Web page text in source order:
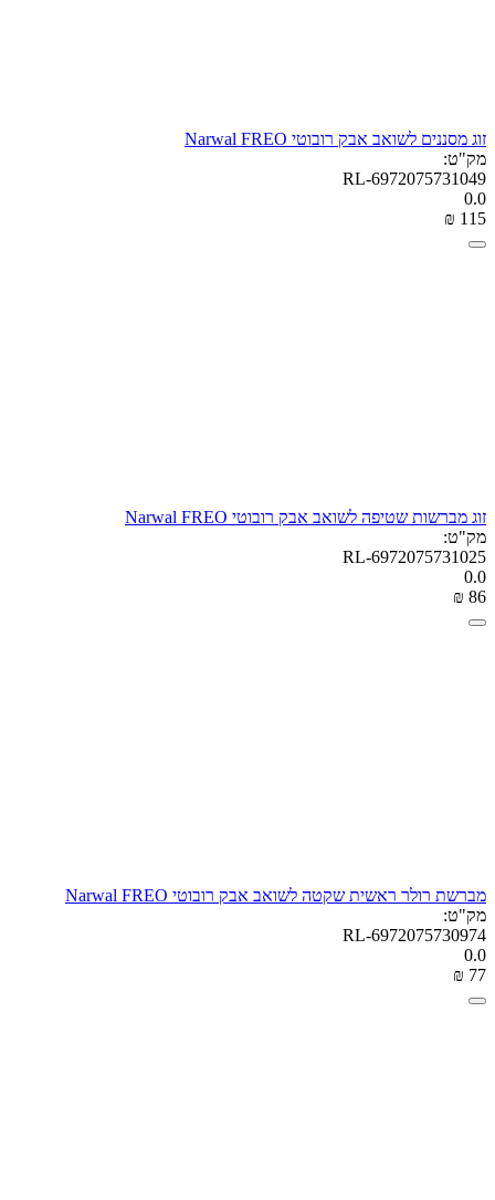
זוג מסננים לשואב אבק רובוטי Narwal FREO
מק"ט:
RL-6972075731049
0.0
₪ ‍115‍
זוג מברשות שטיפה לשואב אבק רובוטי Narwal FREO
מק"ט:
RL-6972075731025
0.0
₪ ‍86‍
מברשת רולר ראשית שקטה לשואב אבק רובוטי Narwal FREO
מק"ט:
RL-6972075730974
0.0
₪ ‍77‍